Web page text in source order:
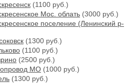
(1100 руб.)
Мос. облать (3000 руб.)
поселение (Ленинский р-
(1300 руб.)
(1100 руб.)
(2500 руб.)
МО (1000 руб.)
(1300 руб.)